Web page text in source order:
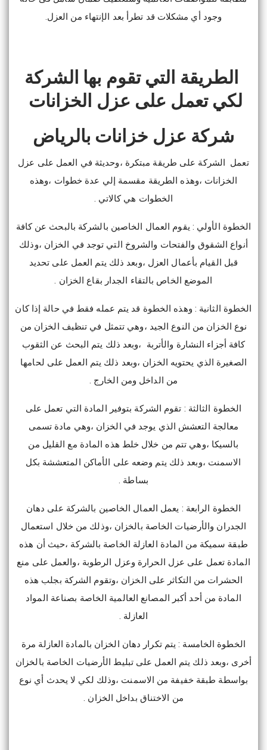
وجود أي مشكلات قد تطرأ بعد الإنتهاء من العزل.
الطريقة التي تقوم بها الشركة
لكي تعمل على عزل الخزانات
شركة عزل خزانات بالرياض
تعمل الشركة على طريقة مبتكرة ،وحديثة في العمل على عزل
الخزانات ،وهذه الطريقة مقسمة إلي عدة خطوات ،وهذه
الخطوات هي كالاتي .
الخطوة الأولي : يقوم العمال الخاصين بالشركة بالبحث عن كافة
أنواع الشقوق والفتحات والشروخ التي توجد في الخزان ،وذلك
قبل القيام بأعمال العزل ،وبعد ذلك يتم العمل على تحديد
الموضع الخاص بالتقاء الجدار بقاع الخزان .
الخطوة الثانية : وهذه الخطوة قد يتم عمله فقط في حالة إذا كان
نوع الخزان من النوع الجيد ،وهي تتمثل في تنظيف الخزان من
كافة أجزاء النشارة والأتربة ،وبعد ذلك يتم البحث عن الثقوب
الصغيرة الذي يحتويه الخزان ،وبعد ذلك يتم العمل على لحامها
من الداخل ومن الخارج .
الخطوة الثالثة : تقوم الشركة بتوفير المادة التي تعمل على
معالجة التعشش الذي يوجد في الخزان ،وهي مادة تسمى
بالسيكا ،وهي تتم من خلال خلط هذه المادة مع القليل من
الاسمنت ،وبعد ذلك يتم وضعه على الأماكن المتعششة بكل
بساطة .
الخطوة الرابعة : يعمل العمال الخاصين بالشركة على دهان
الجدران والأرضيات الخاصة بالخزان ،وذلك من خلال استعمال
طبقة سميكة من المادة العازلة الخاصة بالشركة ،حيث أن هذه
المادة تعمل على عزل الحرارة وعزل الرطوبة ،والعمل على منع
الحشرات من التكاثر على الخزان ،وتقوم الشركة بجلب هذه
المادة من أحد أكبر المصانع العالمية الخاصة بصناعة المواد
العازلة .
الخطوة الخامسة : يتم تكرار دهان الخزان بالمادة العازلة مرة
أخرى ،وبعد ذلك يتم العمل على تبليط الأرضيات الخاصة بالخزان
بواسطة طبقة خفيفة من الاسمنت ،وذلك لكي لا يحدث أي نوع
من الاختناق بداخل الخزان .